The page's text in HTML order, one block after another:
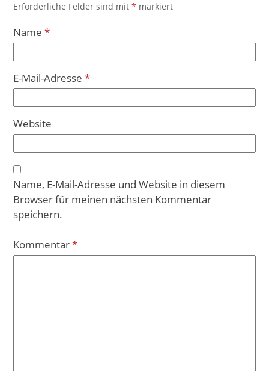
Erforderliche Felder sind mit* markiert
Name*
E-Mail-Adresse*
Website
Name, E-Mail-Adresse und Website in diesem
Browser für meinen nächsten Kommentar
speichern.
Kommentar*